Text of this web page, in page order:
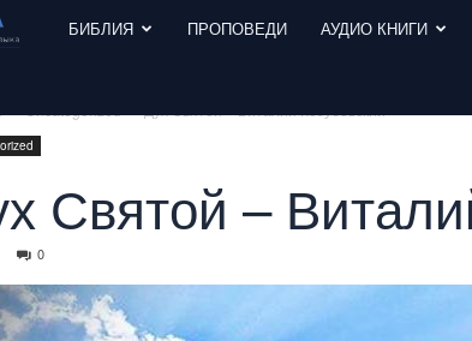
БИБЛИЯ ПРОПОВЕДИ АУДИО КНИГИ
Святой –
0